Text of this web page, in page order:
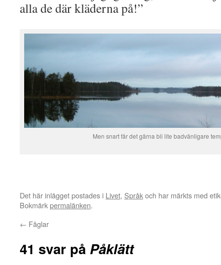
alla de där kläderna på!”
Men snart får det gärna bli lite badvänligare
Det här inlägget postades i Livet, Språkoch har märkts med
Bokmärkpermalänken.
← Fåglar
41 svar på Påklätt